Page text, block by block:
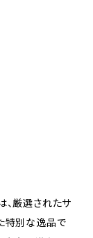
厳選されたサ
特別な逸品で